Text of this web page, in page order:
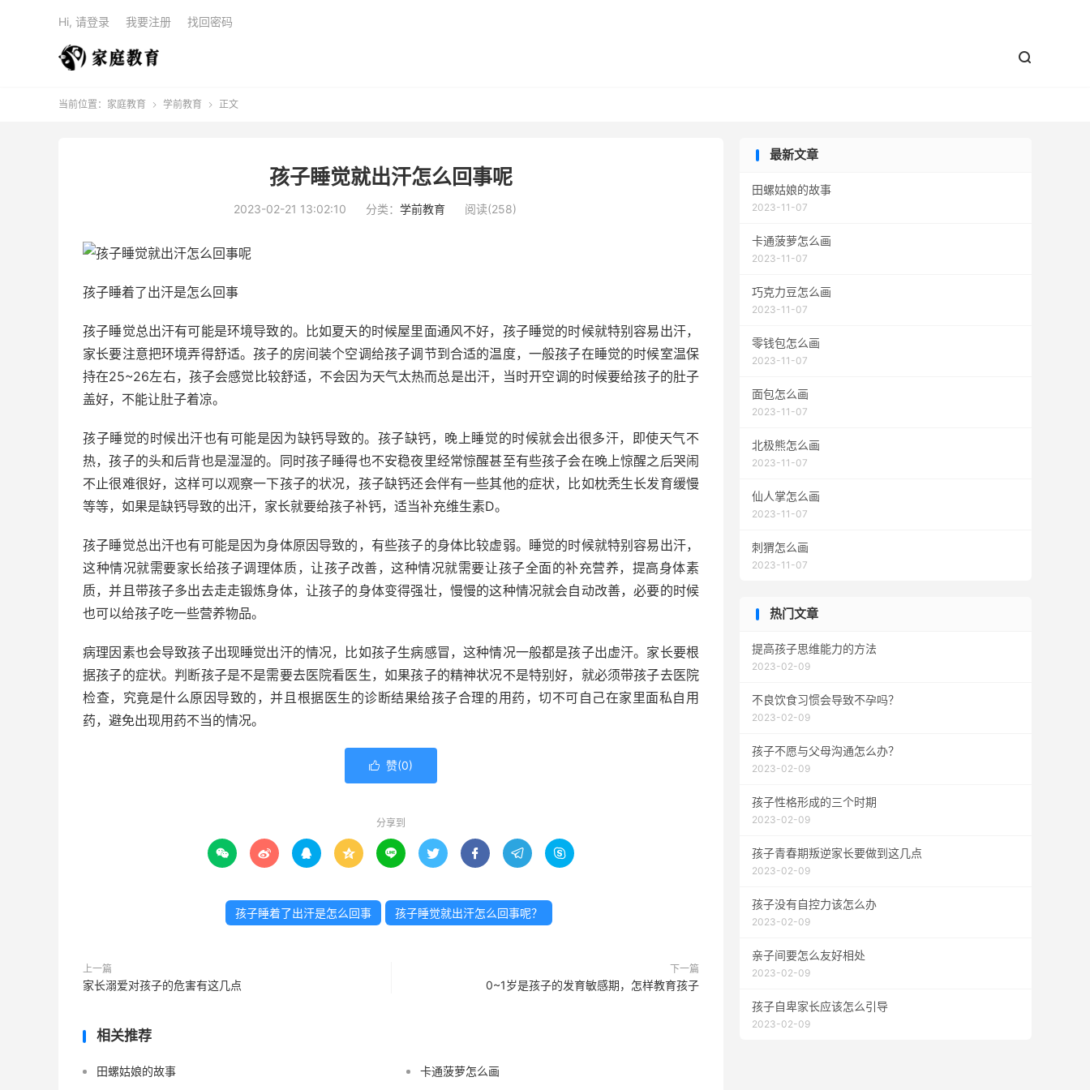

Hi, 请登录 我要注册 找回密码
当前位置： 家庭教育  学前教育  正文
孩子睡觉就出汗怎么回事呢
2023-02-21 13:02:10 分类： 学前教育 阅读(258)
孩子睡着了出汗是怎么回事
孩子睡觉总出汗有可能是环境导致的。比如夏天的时候屋里面通风不好，孩子睡觉的时候就特别容易出汗，
家长要注意把环境弄得舒适。孩子的房间装个空调给孩子调节到合适的温度，一般孩子在睡觉的时候室温保
持在25~26左右，孩子会感觉比较舒适，不会因为天气太热而总是出汗，当时开空调的时候要给孩子的肚子
盖好，不能让肚子着凉。
孩子睡觉的时候出汗也有可能是因为缺钙导致的。孩子缺钙，晚上睡觉的时候就会出很多汗，即使天气不
热，孩子的头和后背也是湿湿的。同时孩子睡得也不安稳夜里经常惊醒甚至有些孩子会在晚上惊醒之后哭闹
不止很难很好，这样可以观察一下孩子的状况，孩子缺钙还会伴有一些其他的症状，比如枕秃生长发育缓慢
等等，如果是缺钙导致的出汗，家长就要给孩子补钙，适当补充维生素D。
孩子睡觉总出汗也有可能是因为身体原因导致的，有些孩子的身体比较虚弱。睡觉的时候就特别容易出汗，
这种情况就需要家长给孩子调理体质，让孩子改善，这种情况就需要让孩子全面的补充营养，提高身体素
质，并且带孩子多出去走走锻炼身体，让孩子的身体变得强壮，慢慢的这种情况就会自动改善，必要的时候
也可以给孩子吃一些营养物品。
病理因素也会导致孩子出现睡觉出汗的情况，比如孩子生病感冒，这种情况一般都是孩子出虚汗。家长要根
据孩子的症状。判断孩子是不是需要去医院看医生，如果孩子的精神状况不是特别好，就必须带孩子去医院
检查，究竟是什么原因导致的，并且根据医生的诊断结果给孩子合理的用药，切不可自己在家里面私自用
药，避免出现用药不当的情况。
 赞(0)
分享到
        
孩子睡着了出汗是怎么回事 孩子睡觉就出汗怎么回事呢？
上一篇
家长溺爱对孩子的危害有这几点
下一篇
0~1岁是孩子的发育敏感期，怎样教育孩子
相关推荐
田螺姑娘的故事 卡通菠萝怎么画
最新文章
田螺姑娘的故事
2023-11-07
卡通菠萝怎么画
2023-11-07
巧克力豆怎么画
2023-11-07
零钱包怎么画
2023-11-07
面包怎么画
2023-11-07
北极熊怎么画
2023-11-07
仙人掌怎么画
2023-11-07
刺猬怎么画
2023-11-07
热门文章
提高孩子思维能力的方法
2023-02-09
不良饮食习惯会导致不孕吗？
2023-02-09
孩子不愿与父母沟通怎么办？
2023-02-09
孩子性格形成的三个时期
2023-02-09
孩子青春期叛逆家长要做到这几点
2023-02-09
孩子没有自控力该怎么办
2023-02-09
亲子间要怎么友好相处
2023-02-09
孩子自卑家长应该怎么引导
2023-02-09